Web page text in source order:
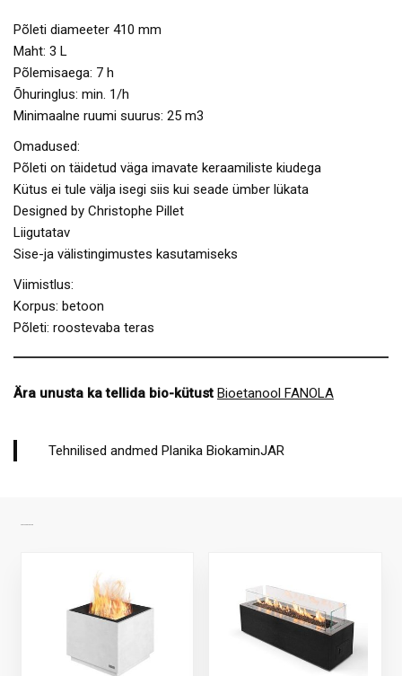
Põleti diameeter 410 mm
Maht: 3 L
Põlemisaega: 7 h
Õhuringlus: min. 1/h
Minimaalne ruumi suurus: 25 m3
Omadused:
Põleti on täidetud väga imavate keraamiliste kiudega
Kütus ei tule välja isegi siis kui seade ümber lükata
Designed by Christophe Pillet
Liigutatav
Sise-ja välistingimustes kasutamiseks
Viimistlus:
Korpus: betoon
Põleti: roostevaba teras
Ära unusta ka tellida bio-kütust Bioetanool FANOLA
Tehnilised andmed Planika BiokaminJAR